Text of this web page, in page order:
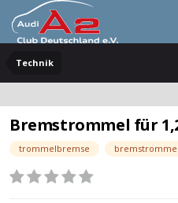
Technik
Bremstrommel für
trommelbremse